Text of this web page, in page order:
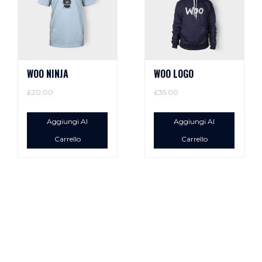
WOO NINJA
£20.00
Aggiungi Al
Carrello
WOO LOGO
£35.00
Aggiungi Al
Carrello